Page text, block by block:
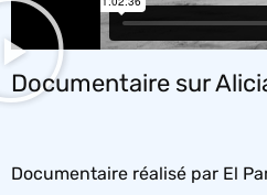
Documentaire sur
Documentaire réalisé par El